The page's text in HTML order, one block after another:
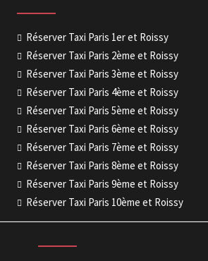
Réserver Taxi Paris 1er et Roissy
Réserver Taxi Paris 2ème et Roissy
Réserver Taxi Paris 3ème et Roissy
Réserver Taxi Paris 4ème et Roissy
Réserver Taxi Paris 5ème et Roissy
Réserver Taxi Paris 6ème et Roissy
Réserver Taxi Paris 7ème et Roissy
Réserver Taxi Paris 8ème et Roissy
Réserver Taxi Paris 9ème et Roissy
Réserver Taxi Paris 10ème et Roissy